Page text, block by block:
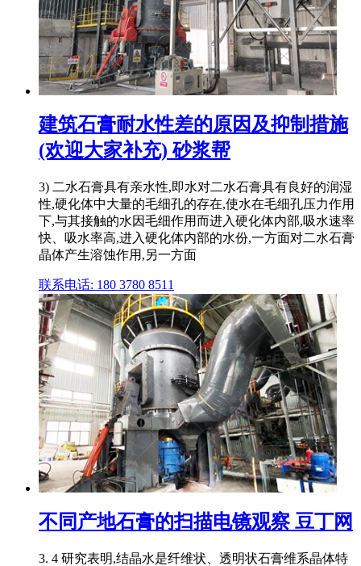
建筑石膏耐水性差的原因及抑制措施
(欢迎大家补充) 砂浆帮
3) 二水石膏具有亲水性,即水对二水石膏具有良好的润湿
性,硬化体中大量的毛细孔的存在,使水在毛细孔压力作用
下,与其接触的水因毛细作用而进入硬化体内部,吸水速率
快、吸水率高,进入硬化体内部的水份,一方面对二水石膏
晶体产生溶蚀作用,另一方面
联系电话: 180 3780 8511
不同产地石膏的扫描电镜观察 豆丁网
3. 4 研究表明,结晶水是纤维状、透明状石膏维系晶体特